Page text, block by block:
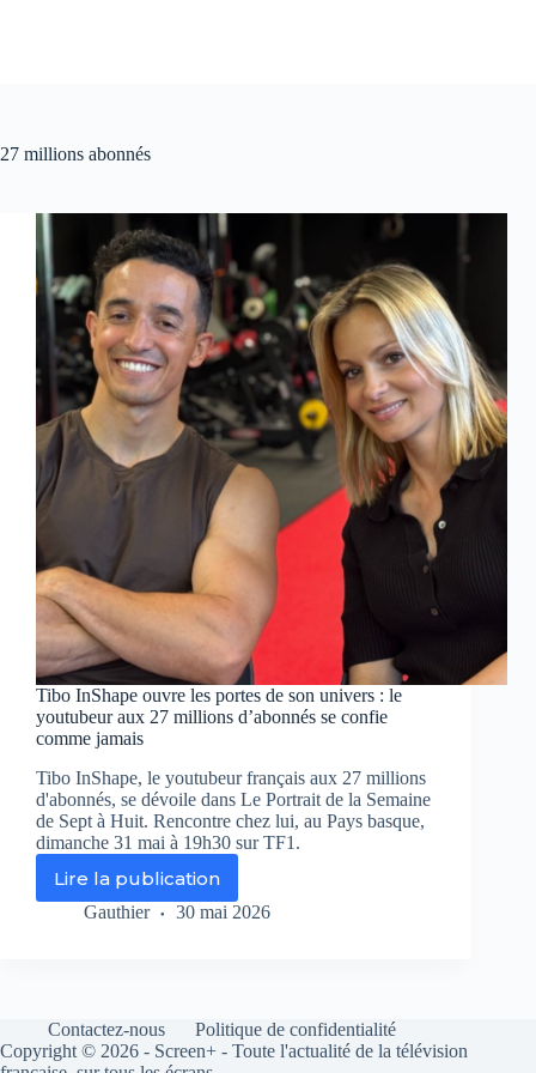
27 millions abonnés
Tibo InShape ouvre les portes de son univers : le
youtubeur aux 27 millions d’abonnés se confie
comme jamais
Tibo InShape, le youtubeur français aux 27 millions
d'abonnés, se dévoile dans Le Portrait de la Semaine
de Sept à Huit. Rencontre chez lui, au Pays basque,
dimanche 31 mai à 19h30 sur TF1.
Lire la publication
Tibo
InShape
son
univers
Gauthier 30 mai 2026
Contactez-nous
Politique de confidentialité
Copyright © 2026 - Screen+ - Toute l'actualité de la télévision